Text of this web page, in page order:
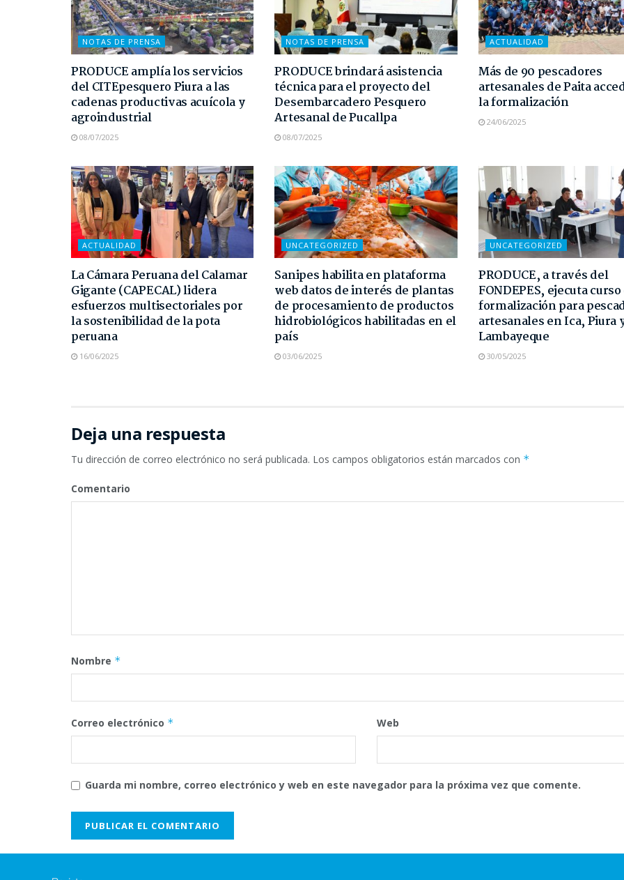
NOTAS DE PRENSA
PRODUCE amplía los servicios
del CITEpesquero Piura a las
cadenas productivas acuícola y
agroindustrial
08/07/2025
NOTAS DE PRENSA
PRODUCE brindará asistencia
técnica para el proyecto del
Desembarcadero Pesquero
Artesanal de Pucallpa
08/07/2025
ACTUALIDAD
Más de 90 pescadores
artesanales de Paita
la formalización
24/06/2025
ACTUALIDAD
La Cámara Peruana del Calamar
Gigante (CAPECAL) lidera
esfuerzos multisectoriales por
la sostenibilidad de la pota
peruana
16/06/2025
UNCATEGORIZED
Sanipes habilita en plataforma
web datos de interés de plantas
de procesamiento de productos
hidrobiológicos habilitadas en el
país
03/06/2025
UNCATEGORIZED
PRODUCE, a través del
FONDEPES, ejecuta
formalización para
artesanales en Ica, Piura
Lambayeque
30/05/2025
Deja una respuesta
Tu dirección de correo electrónico no será publicada. Los campos obligatorios están marcados con *
Comentario
Nombre *
Correo electrónico * Web
Guarda mi nombre, correo electrónico y web en este navegador para la próxima vez que comente.